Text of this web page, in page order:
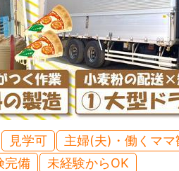
策：屋内禁煙
月
働条件：同条件
：なし
60歳）
り（65歳）
見学可
主婦(夫)・働くママ
完備
未経験からOK